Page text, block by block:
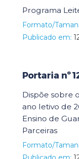
Programa
Formato/
Publicado em:
Portaria nº
Dispõe sobre
ano letivo de
Ensino de
Parceiras
Formato/